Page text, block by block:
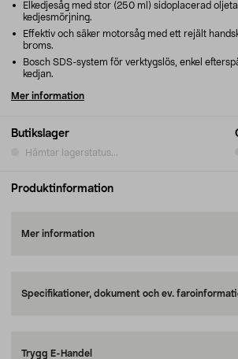
Butikslager
Hämtar lagerstatus...
Elkedjesåg med stor (250 ml) sidoplacerad
kedjesmörjning.
Effektiv och säker motorsåg med ett rejält
broms.
Bosch SDS-system för verktygslös, enkel
kedjan.
Mer information
Produktinformation
Mer information
Specifikationer, dokument och ev.
Trygg E-Handel